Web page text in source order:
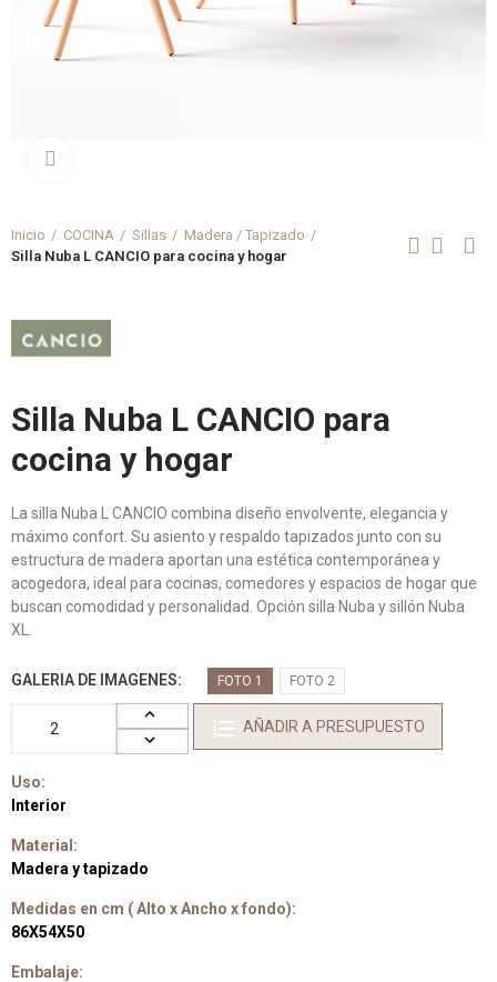
Inicio COCINA Sillas
Madera / Tapizado
Silla Nuba L CANCIO para cocina y hogar
Silla Nuba L CANCIO para
cocina y hogar
La silla Nuba L CANCIO combina diseño envolvente, elegancia y
máximo confort. Su asiento y respaldo tapizados junto con su
estructura de madera aportan una estética contemporánea y
acogedora, ideal para cocinas, comedores y espacios de hogar que
buscan comodidad y personalidad. Opción silla Nuba y sillón Nuba
XL.
GALERIA DE IMAGENES FOTO 1 FOTO 2
AÑADIR A PRESUPUESTO
Uso:
Interior
Material:
Madera y tapizado
Medidas en cm ( Alto x Ancho x fondo):
86X54X50
Embalaje: